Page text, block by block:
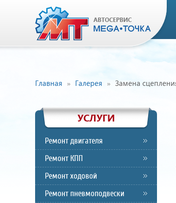
Главная Галерея Замена
УСЛУГИ
Ремонт двигателя
Ремонт КПП
Ремонт ходовой
Ремонт пневмоподвески